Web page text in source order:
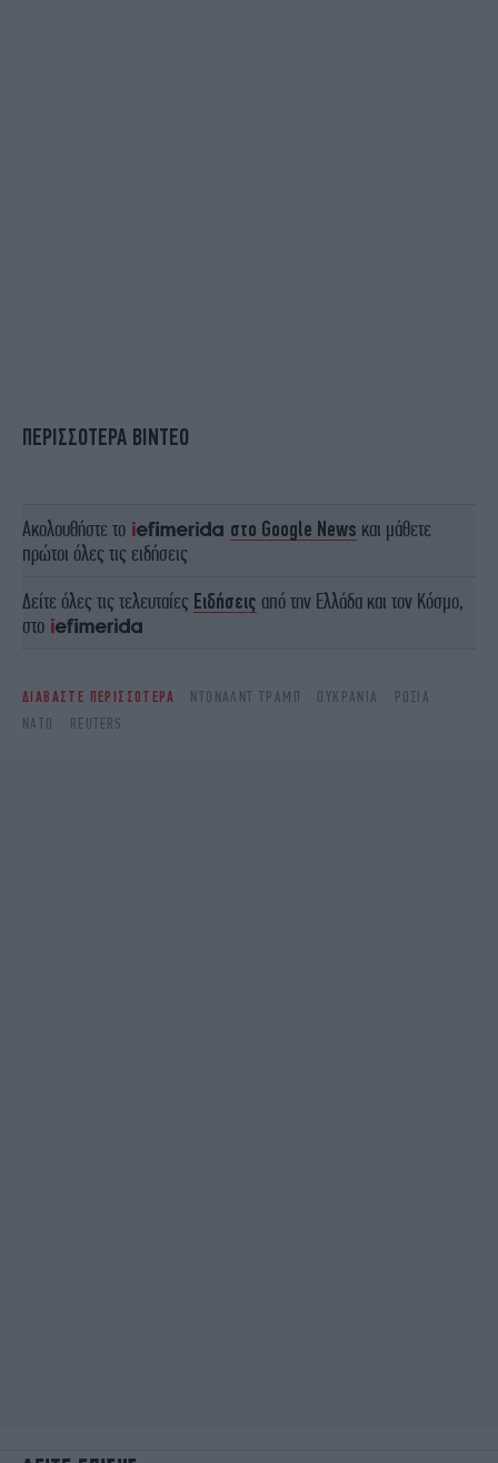
ΠΕΡΙΣΣΟΤΕΡΑ ΒΙΝΤΕΟ
Ακολουθήστε το στο Google News και μάθετε
πρώτοι όλες τις ειδήσεις
Δείτε όλες τις τελευταίες Ειδήσεις από την Ελλάδα και τον Κόσμο,
στο
ΔΙΑΒΑΣΤΕ ΠΕΡΙΣΣΟΤΕΡΑ ΝΤΌΝΑΛΝΤ ΤΡΑΜΠ ΟΥΚΡΑΝΙΑ
ΡΩΣΙΑ
ΝΑΤΟ
REUTERS